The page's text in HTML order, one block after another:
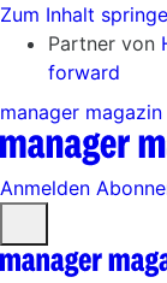
Zum Inhalt
Partner von
forward
manager magazin
Anmelden
öffnen